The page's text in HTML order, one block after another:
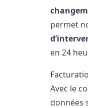
permet
en 24
Avec le
données